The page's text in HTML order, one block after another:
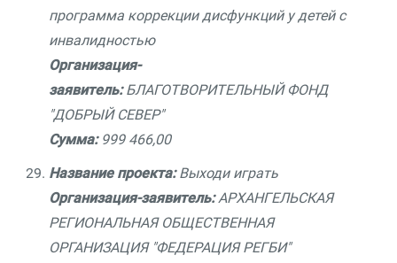
программа коррекции дисфункций у детей с
инвалидностью
Организация-
заявитель:БЛАГОТВОРИТЕЛЬНЫЙ ФОНД
"ДОБРЫЙ СЕВЕР"
Сумма:999 466,00
Название проекта:Выходи играть
Организация-заявитель:АРХАНГЕЛЬСКАЯ
РЕГИОНАЛЬНАЯ ОБЩЕСТВЕННАЯ
ОРГАНИЗАЦИЯ "ФЕДЕРАЦИЯ РЕГБИ"